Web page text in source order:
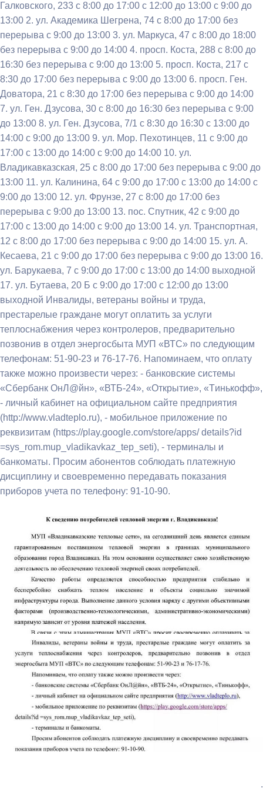
Галковского, 233 с 8:00 до 17:00 с 12:00 до 13:00 с 9:00 до
13:00 2. ул. Академика Шегрена, 74 с 8:00 до 17:00 без
перерыва с 9:00 до 13:00 3. ул. Маркуса, 47 с 8:00 до 18:00
без перерыва с 9:00 до 14:00 4. просп. Коста, 288 с 8:00 до
16:30 без перерыва с 9:00 до 13:00 5. просп. Коста, 217 с
8:30 до 17:00 без перерыва с 9:00 до 13:00 6. просп. Ген.
Доватора, 21 с 8:30 до 17:00 без перерыва с 9:00 до 14:00
7. ул. Ген. Дзусова, 30 с 8:00 до 16:30 без перерыва с 9:00
до 13:00 8. ул. Ген. Дзусова, 7/1 с 8:30 до 16:30 с 13:00 до
14:00 с 9:00 до 13:00 9. ул. Мор. Пехотинцев, 11 с 9:00 до
17:00 с 13:00 до 14:00 с 9:00 до 14:00 10. ул.
Владикавказская, 25 с 8:00 до 17:00 без перерыва с 9:00 до
13:00 11. ул. Калинина, 64 с 9:00 до 17:00 с 13:00 до 14:00 с
9:00 до 13:00 12. ул. Фрунзе, 27 с 8:00 до 17:00 без
перерыва с 9:00 до 13:00 13. пос. Спутник, 42 с 9:00 до
17:00 с 13:00 до 14:00 с 9:00 до 13:00 14. ул. Транспортная,
12 с 8:00 до 17:00 без перерыва с 9:00 до 14:00 15. ул. А.
Кесаева, 21 с 9:00 до 17:00 без перерыва с 9:00 до 13:00 16.
ул. Барукаева, 7 с 9:00 до 17:00 с 13:00 до 14:00 выходной
17. ул. Бутаева, 20 Б с 9:00 до 17:00 с 12:00 до 13:00
выходной Инвалиды, ветераны войны и труда,
престарелые граждане могут оплатить за услуги
теплоснабжения через контролеров, предварительно
позвонив в отдел энергосбыта МУП «ВТС» по следующим
телефонам: 51-90-23 и 76-17-76. Напоминаем, что оплату
также можно произвести через: - банковские системы
«Сбербанк ОнЛ@йн», «ВТБ-24», «Открытие», «Tинькофф»,
- личный кабинет на официальном сайте предприятия
(http://www.vladteplo.ru), - мобильное приложение по
реквизитам (https://play.google.com/store/apps/ details?id
=sys_rom.mup_vladikavkaz_tep_seti), - терминалы и
банкоматы. Просим абонентов соблюдать платежную
дисциплину и своевременно передавать показания
приборов учета по телефону: 91-10-90.